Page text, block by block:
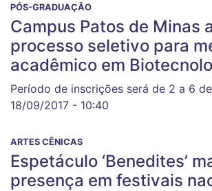
PÓS-GRADUAÇÃO
Campus Patos de Minas
processo seletivo para
acadêmico em
Período de inscrições será de 2 a 6
18/09/2017 - 10:40
ARTES CÊNICAS
Espetáculo ‘Benedites’
presença em festivais